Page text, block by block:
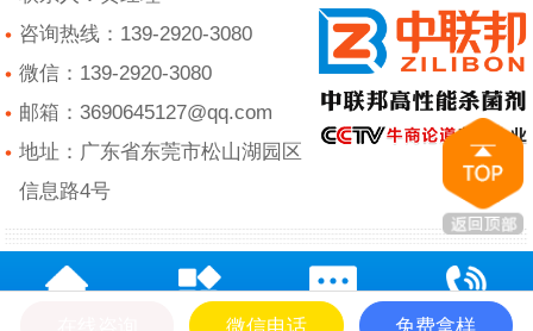
咨询热线：139-2920-3080
微信：139-2920-3080
邮箱：3690645127@qq.com
地址：广东省东莞市松山湖园区
信息路4号
微信电话 免费拿样